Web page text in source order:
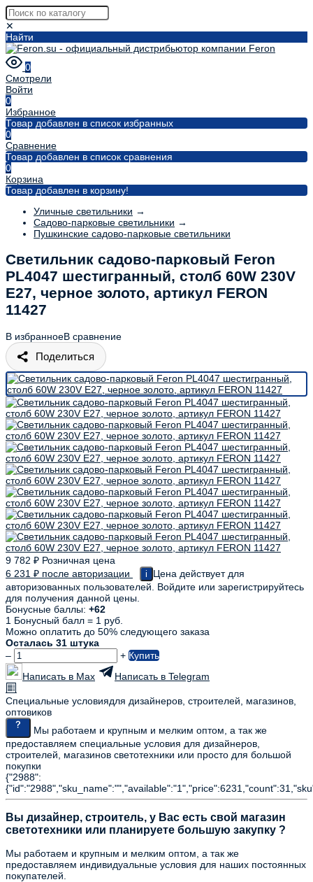
✕
Найти
0
Смотрели
Войти
0
Избранное
Товар добавлен в список избранных
0
Сравнение
Товар добавлен в список сравнения
0
Корзина
Товар добавлен в корзину!
Уличные светильники →
Садово-парковые светильники →
Пушкинские садово-парковые светильники
Светильник садово-парковый Feron
PL4047 шестигранный, столб 60W 230V
E27, черное золото, артикул FERON
11427
В избранноеВ сравнение
Поделиться
9 782 ₽ Розничная цена
6 231 ₽ после авторизации i
Цена действует для
авторизованных пользователей. Войдите или зарегистрируйтесь
для получения данной цены.
Бонусные баллы: +62
1 Бонусный балл = 1 руб.
Можно оплатить до 50% следующего заказа
Осталась 31 штука
–
+ Купить
Написать в Max
Написать в Telegram
Специальные условиядля дизайнеров, строителей, магазинов,
оптовиков
Мы работаем и крупным и мелким оптом, а так же
предоставляем специальные условия для дизайнеров,
строителей, магазинов светотехники или просто для большой
покупки
{"2988":
Вы дизайнер, строитель, у Вас есть свой магазин
светотехники или планируете большую закупку ?
Мы работаем и крупным и мелким оптом, а так же
предоставляем индивидуальные условия для наших постоянных
покупателей.